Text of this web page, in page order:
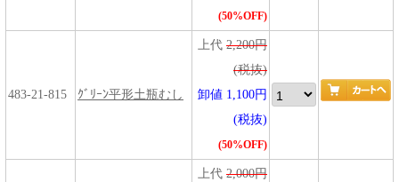
(50%OFF)
483-21-815 ｸﾞﾘｰﾝ平形土瓶むし
上代 2,200円
(税抜)
卸値 1,100円
(税抜)
(50%OFF)
上代 2,000円